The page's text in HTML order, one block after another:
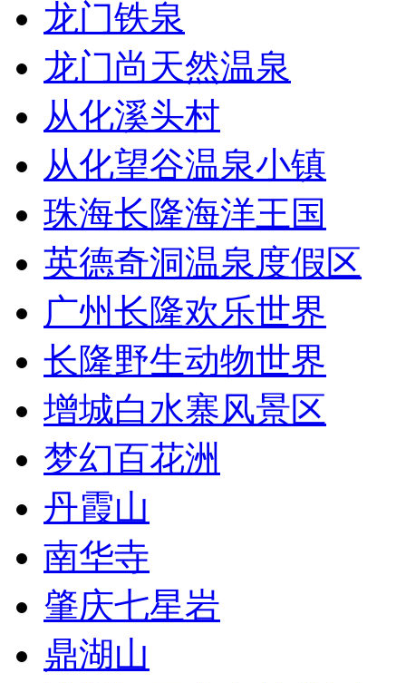
龙门铁泉
龙门尚天然温泉
从化溪头村
从化望谷温泉小镇
珠海长隆海洋王国
英德奇洞温泉度假区
广州长隆欢乐世界
长隆野生动物世界
增城白水寨风景区
梦幻百花洲
丹霞山
南华寺
肇庆七星岩
鼎湖山